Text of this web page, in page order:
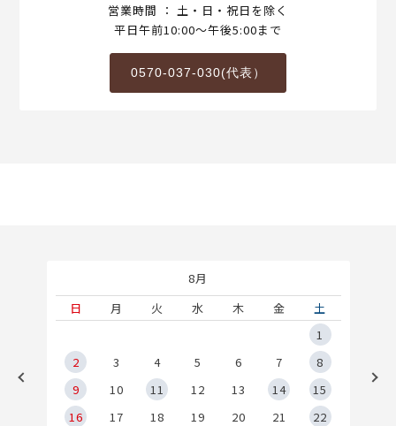
営業時間 ： 土・日・祝日を除く
平日午前10:00～午後5:00まで
0570-037-030(代表）
8月
日
月 火 水 木 金
土
1
2
3 4 5 6 7
8
9
10 11 12 13 14
15
16
17 18 19 20 21
22